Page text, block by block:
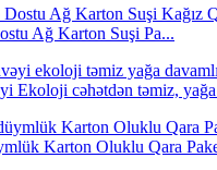
Ağ Karton Suşi Pa...
Ekoloji cəhətdən təmiz,
Karton Oluklu Qara